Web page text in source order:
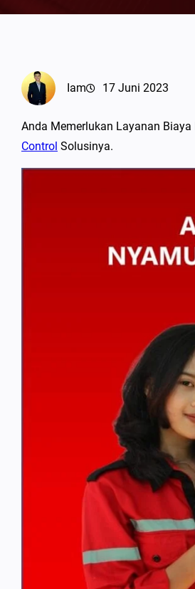
Iam 17 Juni 2023
Anda Memerlukan Layanan
Control Solusinya.